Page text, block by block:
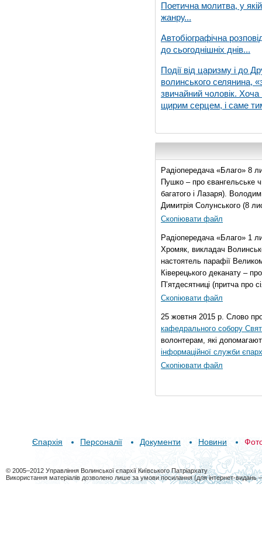
Поетична молитва, у
жанру...
Автобіографічна
до сьогоднішніх днів...
Події від царизму і до
волинського селянина,
звичайний чоловік. Хоча
щирим серцем, і саме
Радіопередача «Благо» 8
Пушко – про євангельське
багатого і Лазаря).
Димитрія Солунського (8
Скопіювати файл
Радіопередача «Благо» 1
Хромяк, викладач
настоятель парафії
Ківерецького деканату –
П’ятдесятниці (притча про
Скопіювати файл
25 жовтня 2015 р. Слово
кафедрального собору
волонтерам, які
інформаційної служби
Скопіювати файл
Єпархія Персоналії Документи Новини
© 2005–2012 Управління Волинської єпархії Київського Патріархату
Використання матеріалів дозволено лише за умови посилання (для інтернет-видань